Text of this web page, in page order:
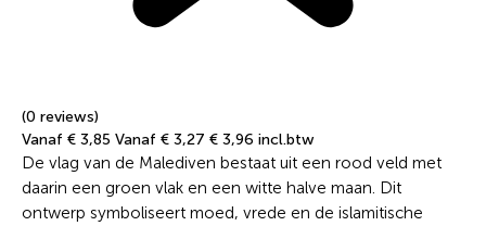
(0 reviews)
Vanaf € 3,85 Vanaf € 3,27 € 3,96 incl.btw
De vlag van de Malediven bestaat uit een rood veld met
daarin een groen vlak en een witte halve maan. Dit
ontwerp symboliseert moed, vrede en de islamitische